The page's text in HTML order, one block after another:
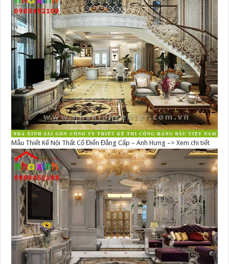
Mẫu Thiết Kế Nội Thất Cổ Điển Đẳng Cấp – Anh Hưng –> Xem chi tiết